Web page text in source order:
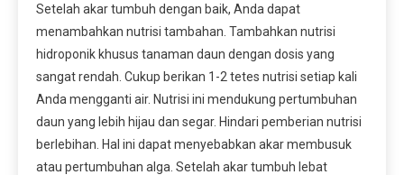
Setelah akar tumbuh dengan baik, Anda dapat
menambahkan nutrisi tambahan. Tambahkan nutrisi
hidroponik khusus tanaman daun dengan dosis yang
sangat rendah. Cukup berikan 1-2 tetes nutrisi setiap kali
Anda mengganti air. Nutrisi ini mendukung pertumbuhan
daun yang lebih hijau dan segar. Hindari pemberian nutrisi
berlebihan. Hal ini dapat menyebabkan akar membusuk
atau pertumbuhan alga. Setelah akar tumbuh lebat